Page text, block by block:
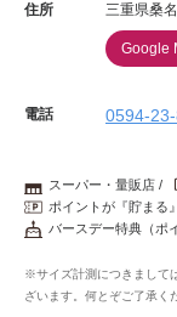
住所 三重県桑
Google
電話 0594-23-
スーパー・量販店
ポイントが『貯まる
バースデー特典（ポ
※サイズ計測につきまして
ざいます。何とぞご了承く